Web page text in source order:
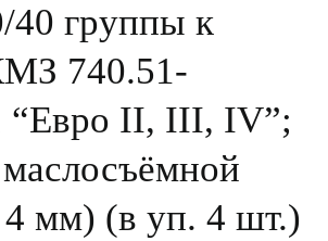
группы к
740.51-
“Евро II, III, IV”;
4 мм) (в уп. 4 шт.)